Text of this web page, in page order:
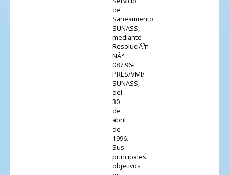
de
Saneamiento
SUNASS,
mediante
ResoluciÃ³n
NÂ°
087.96-
PRES/VMI/
SUNASS,
del
30
de
abril
de
1996.
Sus
principales
objetivos